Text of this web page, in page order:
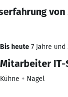
Bis heute 7 Jahre
Mitarbeiter IT-
Kühne + Nagel